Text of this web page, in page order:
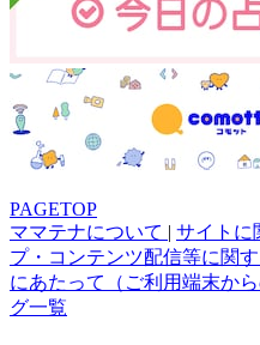
PAGETOP
ママテナについて | サイトに
プ・コンテンツ配信等に関
にあたって（ご利用端末か
グ一覧